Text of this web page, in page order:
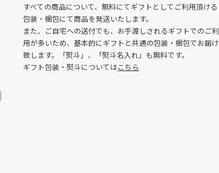
すべての商品について、無料にてギフトとしてご利用頂ける
包装・梱包にて商品を発送いたします。
また、ご自宅への送付でも、お手渡しされるギフトでのご利
用が多いため、基本的にギフトと共通の包装・梱包でお届け
致します。「熨斗」、「熨斗名入れ」も無料です。
ギフト包装・熨斗についてはこちら